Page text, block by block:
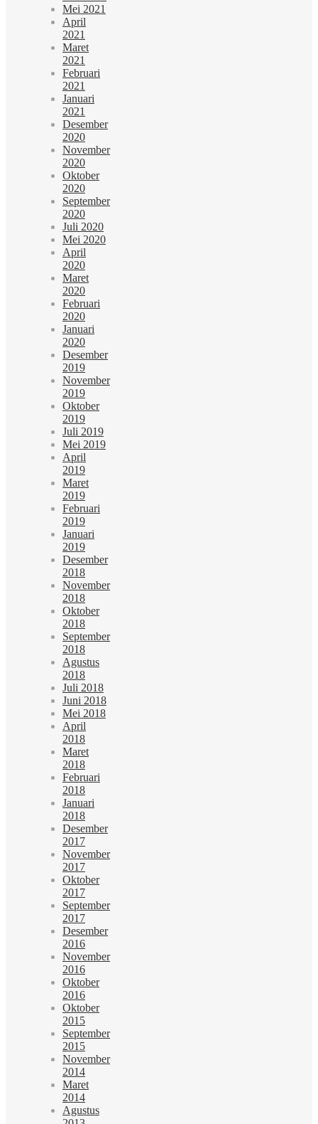
Mei 2021
April
2021
Maret
2021
Februari
2021
Januari
2021
Desember
2020
November
2020
Oktober
2020
September
2020
Juli 2020
Mei 2020
April
2020
Maret
2020
Februari
2020
Januari
2020
Desember
2019
November
2019
Oktober
2019
Juli 2019
Mei 2019
April
2019
Maret
2019
Februari
2019
Januari
2019
Desember
2018
November
2018
Oktober
2018
September
2018
Agustus
2018
Juli 2018
Juni 2018
Mei 2018
April
2018
Maret
2018
Februari
2018
Januari
2018
Desember
2017
November
2017
Oktober
2017
September
2017
Desember
2016
November
2016
Oktober
2016
Oktober
2015
September
2015
November
2014
Maret
2014
Agustus